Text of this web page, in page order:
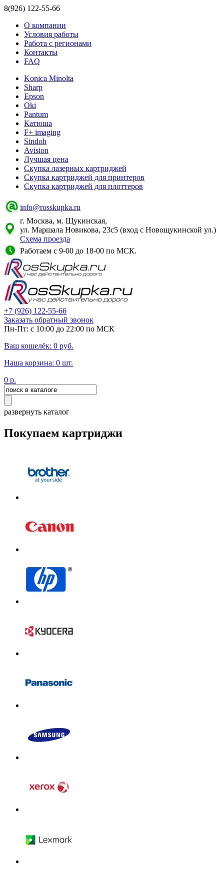
8(926) 122-55-66
О компании
Условия работы
Работа с регионами
Контакты
FAQ
Konica Minolta
Sharp
Epson
Oki
Pantum
Катюша
F+ imaging
Sindoh
Avision
Лучшая цена
Скупка лазерных картриджей
Скупка картриджей для принтеров
Скупка картриджей для плоттеров
info@rosskupka.ru
г. Москва, м. Щукинская,
ул. Маршала Новикова, 23с5 (вход с Новощукинской ул.)
Схема проезда
Работаем с 9-00 до 18-00 по МСК.
+7 (926) 122-55-66
Заказать обратный звонок
Пн-Пт: с 10:00 до 22:00 по МСК
Ваш кошелёк: 0 руб.
Наша корзина: 0 шт.
0 р.
развернуть каталог
Покупаем картриджи